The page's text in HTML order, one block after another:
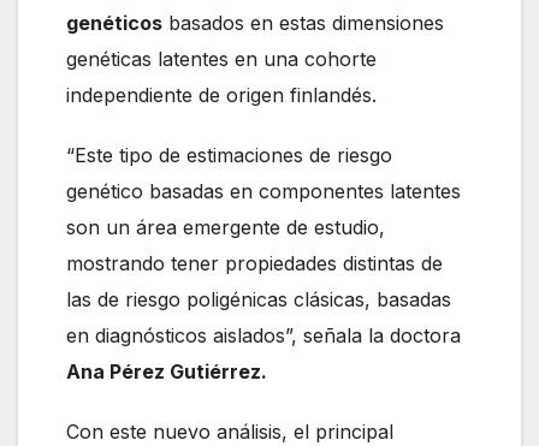
genéticos basados en estas dimensiones
genéticas latentes en una cohorte
independiente de origen finlandés.
“Este tipo de estimaciones de riesgo
genético basadas en componentes latentes
son un área emergente de estudio,
mostrando tener propiedades distintas de
las de riesgo poligénicas clásicas, basadas
en diagnósticos aislados”, señala la doctora
Ana Pérez Gutiérrez.
Con este nuevo análisis, el principal